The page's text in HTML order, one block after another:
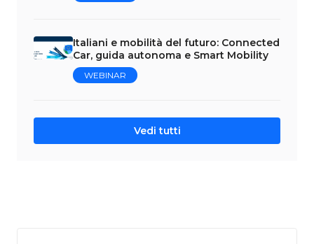
Italiani e mobilità del futuro: Connected
Car, guida autonoma e Smart Mobility
WEBINAR
Vedi tutti